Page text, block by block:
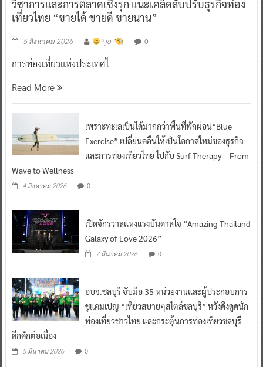
วิชาการและการตลาดเชิงรุก แนะเคล็ดลับปรับธุรกิจท่อง
เที่ยวไทย “ขายได้ ขายดี ขายนาน”
5 สิงหาคม 2026 ^ jo ^ 0
การท่องเที่ยวแห่งประเทศไ
Read More
เพราะทะเลเป็นได้มากกว่าพื้นที่พักผ่อน“Blue
Exercise” เปลี่ยนคลื่นให้เป็นโอกาสใหม่ของธุรกิจ
และการท่องเที่ยวไทย ไปกับ Surf Therapy – From
Wave to Wellness
4 สิงหาคม 2026 0
เปิดจักรวาลแห่งแรงบันดาลใจ “Amazing Thailand
Galaxy of Love 2026”
7 มีนาคม 2026 0
อบจ.ชลบุรี จับมือ 35 หน่วยงานและผู้ประกอบการ
ชูแคมเปญ “เที่ยวสบายๆสไตล์ชลบุรี” หวังดึงดูดนัก
ท่องเที่ยวชาวไทย และกระตุ้นการท่องเที่ยวชลบุรี
คึกคักต่อเนื่อง
5 มีนาคม 2026 0